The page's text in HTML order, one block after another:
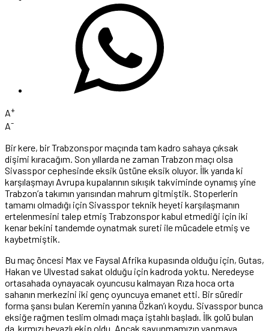
A+
A-
Bir kere, bir Trabzonspor maçında tam kadro sahaya çıksak
dişimi kıracağım. Son yıllarda ne zaman Trabzon maçı olsa
Sivasspor cephesinde eksik üstüne eksik oluyor. İlk yarıda ki
karşılaşmayı Avrupa kupalarının sıkışık takviminde oynamış yine
Trabzon’a takımın yarısından mahrum gitmiştik. Stoperlerin
tamamı olmadığı için Sivasspor teknik heyeti karşılaşmanın
ertelenmesini talep etmiş Trabzonspor kabul etmediği için iki
kenar bekini tandemde oynatmak sureti ile mücadele etmiş ve
kaybetmiştik.
Bu maç öncesi Max ve Faysal Afrika kupasında olduğu için, Gutas,
Hakan ve Ulvestad sakat olduğu için kadroda yoktu. Neredeyse
ortasahada oynayacak oyuncusu kalmayan Rıza hoca orta
sahanın merkezini iki genç oyuncuya emanet etti. Bir süredir
forma şansı bulan Keremin yanına Özkan’ı koydu. Sivasspor bunca
eksiğe rağmen teslim olmadı maça iştahlı başladı. İlk golü bulan
da kırmızı beyazlı ekip oldu. Ancak savunmamızın yapmaya